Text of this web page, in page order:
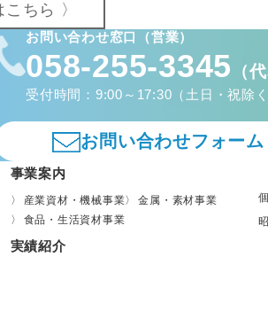
ちら 〉
お問い合わせ窓口（営業）
058-255-3345 （
受付時間：9:00～17:30（土日・祝除く
お問い合わせフォーム
事業案内
産業資材・機械事業
金属・素材事業
食品・生活資材事業
実績紹介